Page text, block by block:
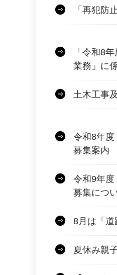
「再犯防
「令和8
業務」に
土木工事
令和8年
募集案内
令和9年
募集につ
8月は「道
夏休み親